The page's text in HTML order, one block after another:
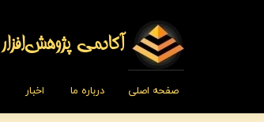
​​​آکادمی پژوهش‌افزار
صفحه اصلی درباره ما اخبار